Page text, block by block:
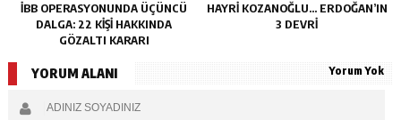
İBB OPERASYONUNDA ÜÇÜNCÜ
DALGA: 22 KIŞI HAKKINDA
GÖZALTI KARARI
HAYRI KOZANOĞLU… ERDOĞAN’IN
3 DEVRI
YORUM ALANI Yorum Yok